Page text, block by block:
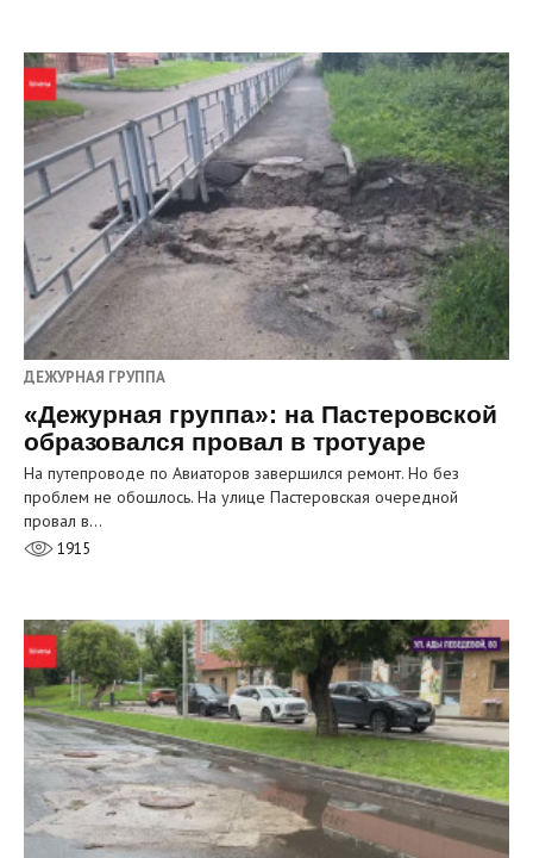
ДЕЖУРНАЯ ГРУППА
«Дежурная группа»: на Пастеровской
образовался провал в тротуаре
На путепроводе по Авиаторов завершился ремонт. Но без
проблем не обошлось. На улице Пастеровская очередной
провал в…
1915